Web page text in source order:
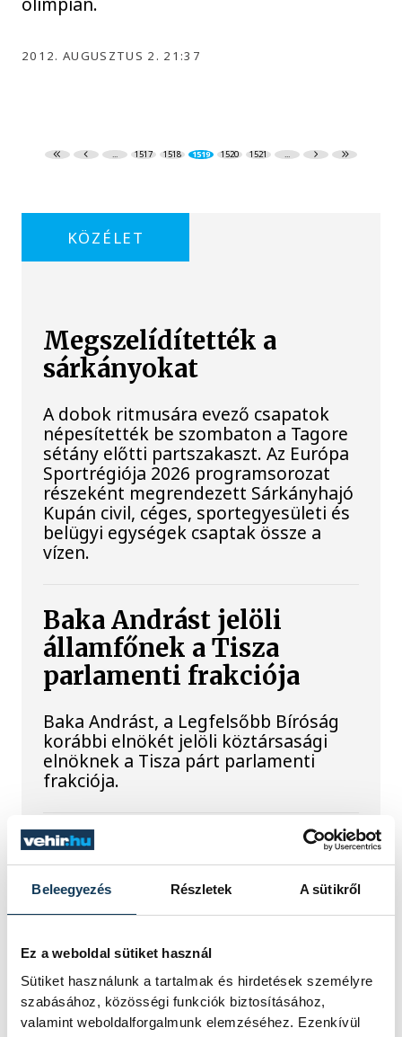
Beleegyezés Részletek A sütikről
Ez a weboldal sütiket használ
Sütiket használunk a tartalmak és hirdetések személyre
szabásához, közösségi funkciók biztosításához,
valamint weboldalforgalmunk elemzéséhez. Ezenkívül
2012. AUGUSZTUS 2. 21:37
... 1517 1518 1519 1520 1521 ...
KÖZÉLET
Megszelídítették a
sárkányokat
A dobok ritmusára evező csapatok
népesítették be szombaton a Tagore
sétány előtti partszakaszt. Az Európa
Sportrégiója 2026 programsorozat
részeként megrendezett Sárkányhajó
Kupán civil, céges, sportegyesületi és
belügyi egységek csaptak össze a
vízen.
Baka Andrást jelöli
államfőnek a Tisza
parlamenti frakciója
Baka Andrást, a Legfelsőbb Bíróság
korábbi elnökét jelöli köztársasági
elnöknek a Tisza párt parlamenti
frakciója.
Egy furcsa halkonzerv
lett az Év Strandétele -
mutatjuk!
A Balatoni Kör idén tizenkettedik
alkalommal hirdette meg az év
strandétele versenyt, amelyre minden
eddiginél több, 22 vendéglátóhely 44
étellel indult. Egy fonyódi hely nyert...